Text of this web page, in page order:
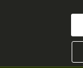
Nezbytně
Tyto soubory